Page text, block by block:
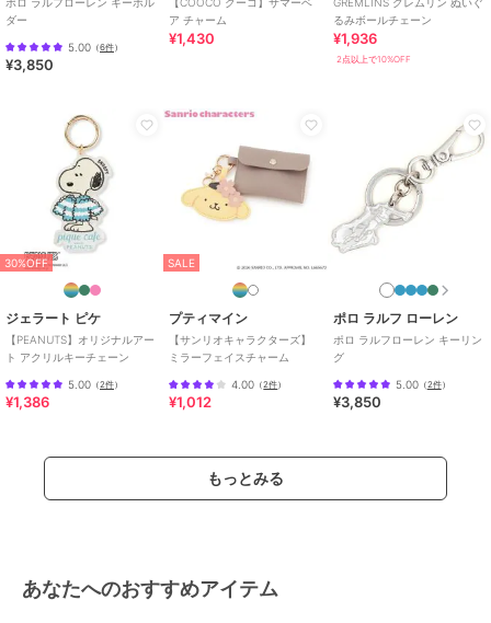
ダー
5.00 （6件）
¥3,850
ア チャーム
¥1,430
るみボールチェーン
¥1,936
2点以上で10%OFF
30%OFF
ジェラート ピケ
【PEANUTS】オリジナルアー
ト アクリルキーチェーン
5.00 （2件）
¥1,386
SALE
プティマイン
【サンリオキャラクターズ】
ミラーフェイスチャーム
4.00 （2件）
¥1,012
ポロ ラルフ ローレン
ポロ ラルフローレン キーリン
グ
5.00（2件）
¥3,850
もっとみる
あなたへのおすすめアイテム